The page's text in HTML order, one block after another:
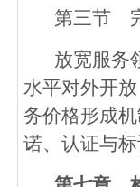
第三节
放宽服务
水平对外开
务价格形成
诺、认证与